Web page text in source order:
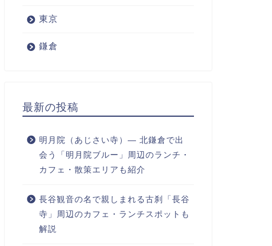
東京
鎌倉
最新の投稿
明月院（あじさい寺）― 北鎌倉で出
会う「明月院ブルー」周辺のランチ・
カフェ・散策エリアも紹介
長谷観音の名で親しまれる古刹「長谷
寺」周辺のカフェ・ランチスポットも
解説